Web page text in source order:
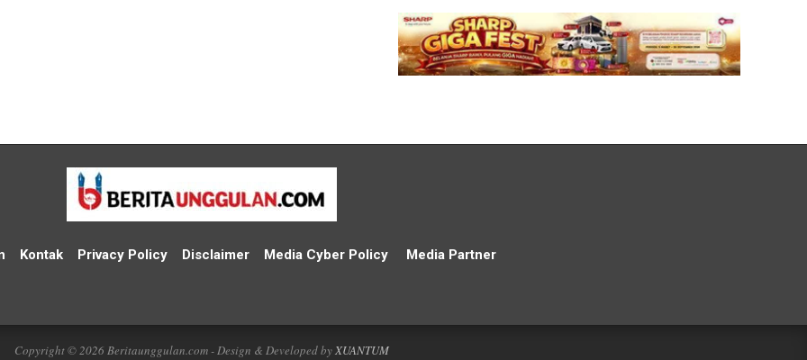
Kontak Privacy Policy Disclaimer Media Cyber Policy Media Partner
Copyright © 2026 Beritaunggulan.com - Design & Developed byXUANTUM